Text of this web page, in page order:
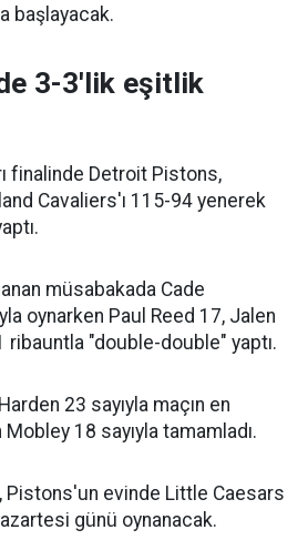
başlayacak.
3-3'lik eşitlik
finalinde Detroit Pistons,
Cavaliers'ı 115-94 yenerek
müsabakada Cade
oynarken Paul Reed 17, Jalen
ribauntla "double-double" yaptı.
23 sayıyla maçın en
18 sayıyla tamamladı.
Pistons'un evinde Little Caesars
günü oynanacak.